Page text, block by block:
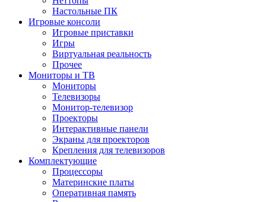
Настольные ПК
Игровые консоли
Игровые приставки
Игры
Виртуальная реальность
Прочее
Мониторы и ТВ
Мониторы
Телевизоры
Монитор-телевизор
Проекторы
Интерактивные панели
Экраны для проекторов
Крепления для телевизоров
Комплектующие
Процессоры
Материнские платы
Оперативная память